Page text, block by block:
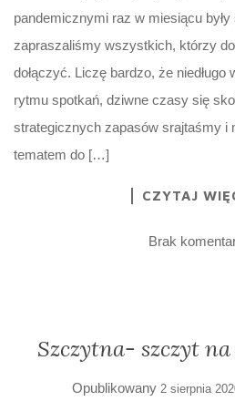
pandemicznymi raz w miesiącu
zapraszaliśmy wszystkich, którzy
dołączyć. Liczę bardzo, że
rytmu spotkań, dziwne czasy się
strategicznych zapasów srajtaśmy i
tematem do […]
CZYTAJ
Brak
Szczytna- szczyt
Opublikowany 2 sierpnia